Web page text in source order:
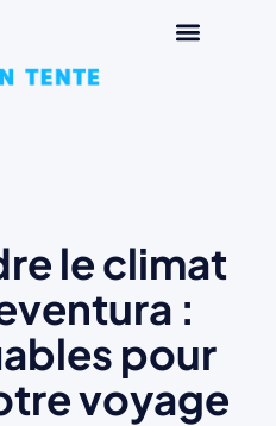
le climat
:
pour
voyage